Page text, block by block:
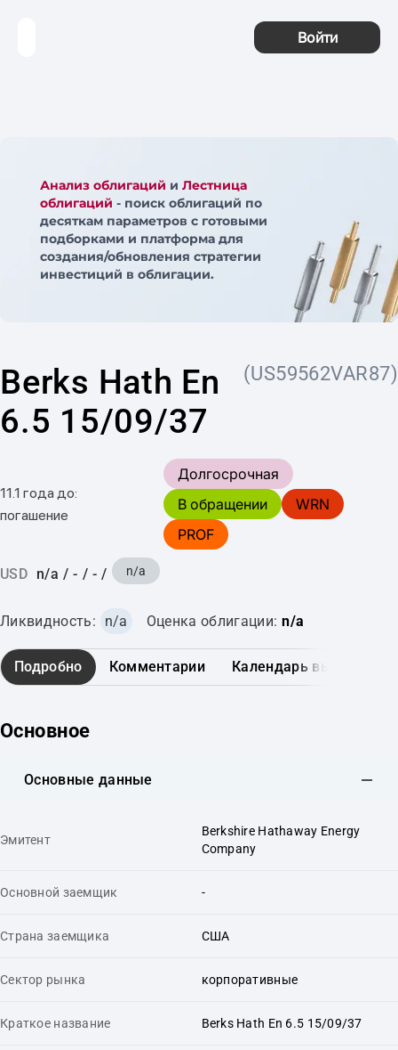
Войти
Анализ облигаций и Лестница
облигаций - поиск облигаций по
десяткам параметров с готовыми
подборками и платформа для
создания/обновления стратегии
инвестиций в облигации.
Berks Hath En
6.5 15/09/37
(US59562VAR87)
11.1 года до:
погашение
Долгосрочная
В обращении
WRN
PROF
USD n/a / - / - / n/a
Ликвидность: n/a Оценка облигации: n/a
Подробно Комментарии Календарь выплат
Основное
Основные данные
Эмитент
Berkshire Hathaway Energy
Company
Основной заемщик -
Страна заемщика США
Сектор рынка корпоративные
Краткое название Berks Hath En 6.5 15/09/37